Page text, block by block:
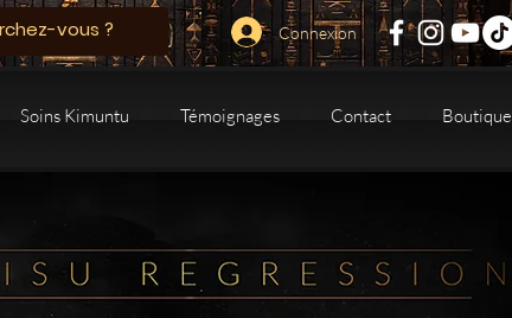
Connexion
Soins Kimuntu Témoignages Contact Boutique